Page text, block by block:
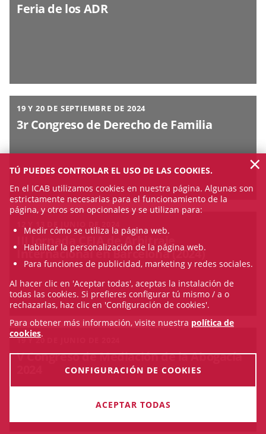
Feria de los ADR
19 Y 20 DE SEPTIEMBRE DE 2024
3r Congreso de Derecho de Familia
III Jornada CEIA de Arbitraje
Internacional en Barcelona (2024)
19 Y 20 DE JUNIO DE 2024
V Congreso de Mediación de la Abogacía
TÚ PUEDES CONTROLAR EL USO DE LAS COOKIES.
En el ICAB utilizamos cookies en nuestra página. Algunas son
estrictamente necesarias para el funcionamiento de la
página, y otros son opcionales y se utilizan para:
Medir cómo se utiliza la página web.
Habilitar la personalización de la página web.
Para funciones de publicidad, marketing y redes sociales.
Al hacer clic en 'Aceptar todas', aceptas la instalación de
todas las cookies. Si prefieres configurar tú mismo / a o
rechazarlas, haz clic en 'Configuración de cookies'.
Para obtener más información, visite nuestra política de
cookies.
CONFIGURACIÓN DE COOKIES
ACEPTAR TODAS
×